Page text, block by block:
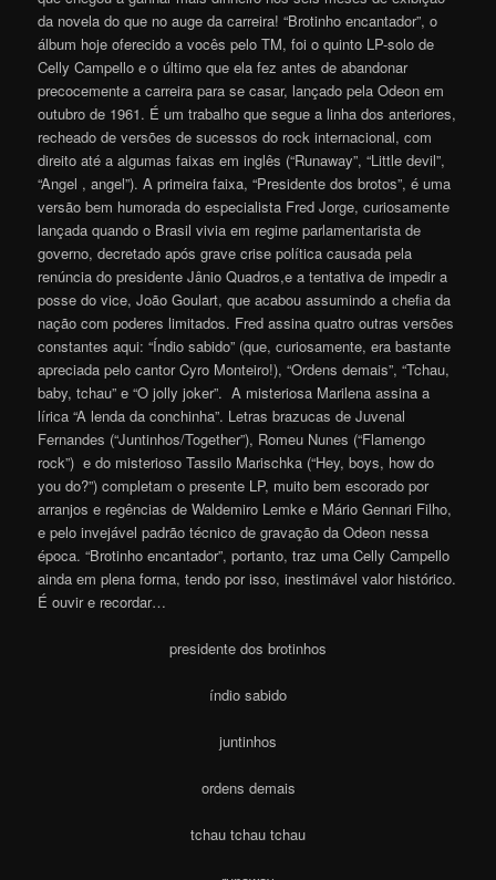
da novela do que no auge da carreira! “Brotinho encantador”, o
álbum hoje oferecido a vocês pelo TM, foi o quinto LP-solo de
Celly Campello e o último que ela fez antes de abandonar
precocemente a carreira para se casar, lançado pela Odeon em
outubro de 1961. É um trabalho que segue a linha dos anteriores,
recheado de versões de sucessos do rock internacional, com
direito até a algumas faixas em inglês (“Runaway”, “Little devil”,
“Angel , angel”). A primeira faixa, “Presidente dos brotos”, é uma
versão bem humorada do especialista Fred Jorge, curiosamente
lançada quando o Brasil vivia em regime parlamentarista de
governo, decretado após grave crise política causada pela
renúncia do presidente Jânio Quadros,e a tentativa de impedir a
posse do vice, João Goulart, que acabou assumindo a chefia da
nação com poderes limitados. Fred assina quatro outras versões
constantes aqui: “Índio sabido” (que, curiosamente, era bastante
apreciada pelo cantor Cyro Monteiro!), “Ordens demais”, “Tchau,
baby, tchau” e “O jolly joker”. A misteriosa Marilena assina a
lírica “A lenda da conchinha”. Letras brazucas de Juvenal
Fernandes (“Juntinhos/Together”), Romeu Nunes (“Flamengo
rock”) e do misterioso Tassilo Marischka (“Hey, boys, how do
you do?”) completam o presente LP, muito bem escorado por
arranjos e regências de Waldemiro Lemke e Mário Gennari Filho,
e pelo invejável padrão técnico de gravação da Odeon nessa
época. “Brotinho encantador”, portanto, traz uma Celly Campello
ainda em plena forma, tendo por isso, inestimável valor histórico.
É ouvir e recordar…
presidente dos brotinhos
índio sabido
juntinhos
ordens demais
tchau tchau tchau